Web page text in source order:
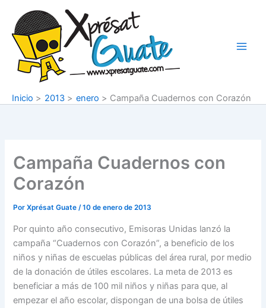
contenido
Inicio 2013 enero Campaña Cuadernos con Corazón
Campaña Cuadernos con
Corazón
PorXprésat Guate/10 de enero de 2013
Por quinto año consecutivo, Emisoras Unidas lanzó la
campaña “Cuadernos con Corazón”, a beneficio de los
niños y niñas de escuelas públicas del área rural, por medio
de la donación de útiles escolares. La meta de 2013 es
beneficiar a más de 100 mil niños y niñas para que, al
empezar el año escolar, dispongan de una bolsa de útiles